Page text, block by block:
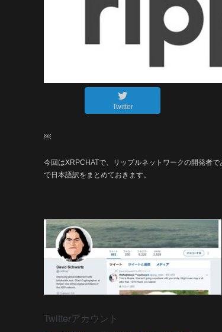
Twitter
￼
今回はXRPCHATで、リップルネットワークの開発者
で日本語訳をまとめておきます。
Twitterアカウント